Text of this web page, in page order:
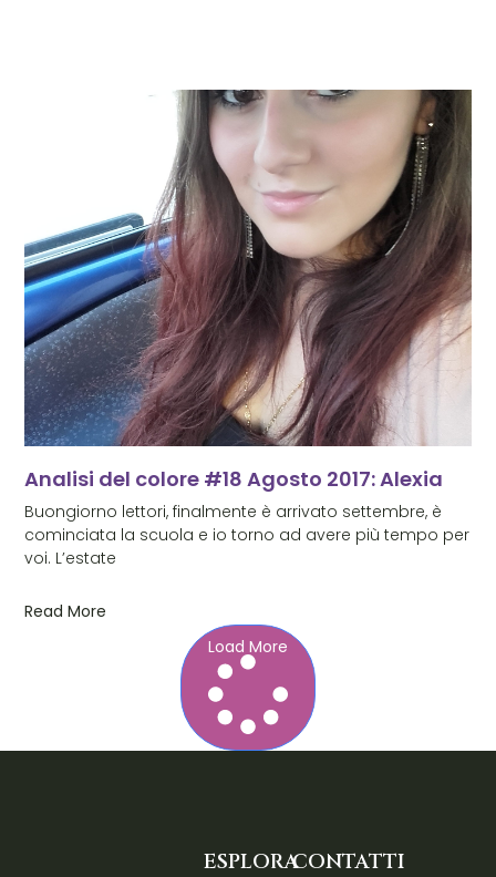
Analisi del colore #18 Agosto 2017: Alexia
Buongiorno lettori, finalmente è arrivato settembre, è
cominciata la scuola e io torno ad avere più tempo per
voi. L’estate
Read More
Load More
ESPLORACONTATTI